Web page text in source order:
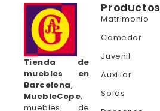
Tienda de
muebles en
Barcelona,
MuebleCope,
muebles de
Productos
Matrimonio
Comedor
Juvenil
Auxiliar
Sofás